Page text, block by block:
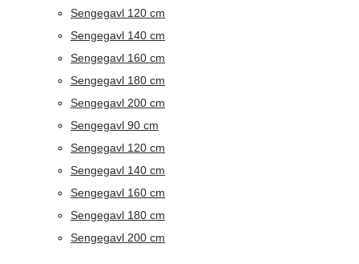
Sengegavl 120 cm
Sengegavl 140 cm
Sengegavl 160 cm
Sengegavl 180 cm
Sengegavl 200 cm
Sengegavl 90 cm
Sengegavl 120 cm
Sengegavl 140 cm
Sengegavl 160 cm
Sengegavl 180 cm
Sengegavl 200 cm